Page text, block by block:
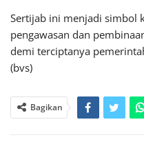
Sertijab ini menjadi simbol
pengawasan dan
demi terciptanya
(bvs)
Bagikan